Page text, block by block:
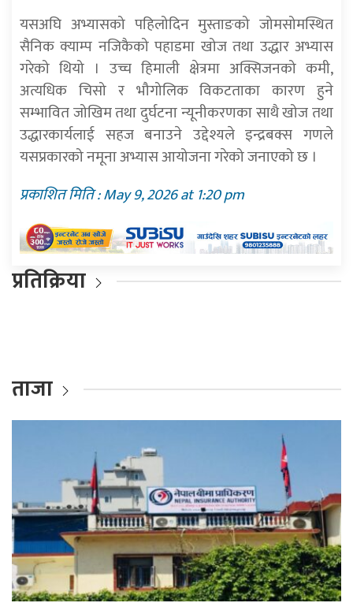
यसअघि अभ्यासको पहिलोदिन मुस्ताङको जोमसोमस्थित
सैनिक क्याम्प नजिकैको पहाडमा खोज तथा उद्धार अभ्यास
गरेको थियो । उच्च हिमाली क्षेत्रमा अक्सिजनको कमी,
अत्यधिक चिसो र भौगोलिक विकटताका कारण हुने
सम्भावित जोखिम तथा दुर्घटना न्यूनीकरणका साथै खोज तथा
उद्धारकार्यलाई सहज बनाउने उद्देश्यले इन्द्रबक्स गणले
यसप्रकारको नमूना अभ्यास आयोजना गरेको जनाएको छ ।
प्रकाशित मिति : May 9, 2026 at 1:20 pm
प्रतिक्रिया
ताजा